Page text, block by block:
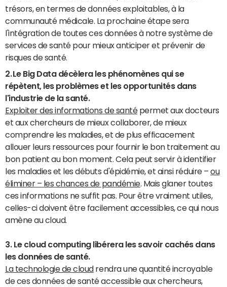
trésors, en termes de données exploitables, à la
communauté médicale. La prochaine étape sera
l'intégration de toutes ces données à notre système de
services de santé pour mieux anticiper et prévenir de
risques de santé.
2.Le Big Data décèlera les phénomènes qui se
répètent, les problèmes et les opportunités dans
l'industrie de la santé.
Exploiter des informations de santépermet aux docteurs
et aux chercheurs de mieux collaborer, de mieux
comprendre les maladies, et de plus efficacement
allouer leurs ressources pour fournir le bon traitement au
bon patient au bon moment. Cela peut servir à identifier
les maladies et les débuts d'épidémie, et ainsi réduire –ou
éliminer – les chances de pandémie. Mais glaner toutes
ces informations ne suffit pas. Pour être vraiment utiles,
celles-ci doivent être facilement accessibles, ce qui nous
amène au cloud.
3. Le cloud computing libérera les savoir cachés dans
les données de santé.
La technologie de cloud rendra une quantité incroyable
de ces données de santé accessible aux chercheurs,